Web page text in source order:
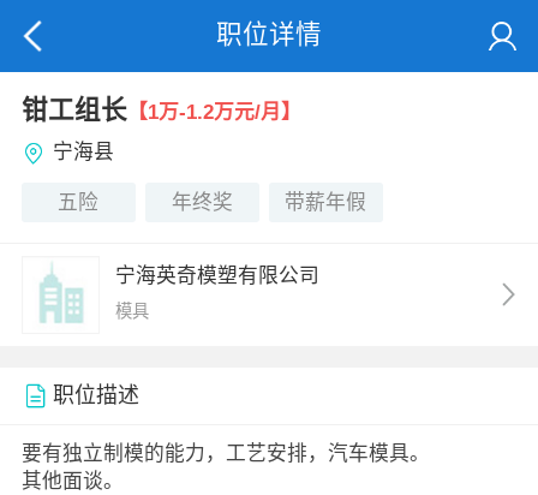
职位详情
钳工组长【1万-1.2万元/月】
宁海县
五险 年终奖 带薪年假
宁海英奇模塑有限公司
模具
职位描述
要有独立制模的能力，工艺安排，汽车模具。
其他面谈。